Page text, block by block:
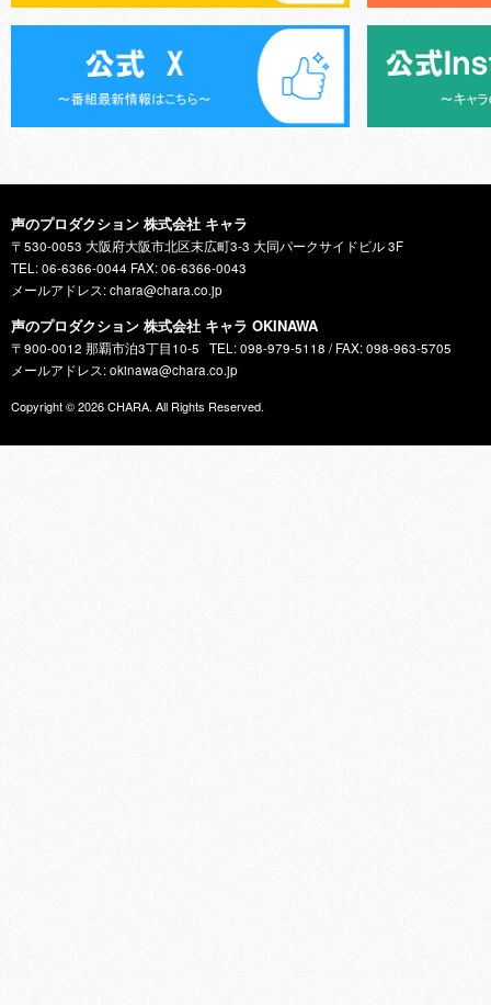
声のプロダクション 株式会社 キャラ
〒530-0053 大阪府大阪市北区末広町3-3 大同パークサイドビル 3F
TEL: 06-6366-0044 FAX: 06-6366-0043
メールアドレス: chara@chara.co.jp
声のプロダクション 株式会社 キャラ OKINAWA
〒900-0012 那覇市泊3丁目10-5
TEL: 098-979-5118 / FAX: 098-963-5705
メールアドレス: okinawa@chara.co.jp
Copyright © 2026CHARA. All Rights Reserved.